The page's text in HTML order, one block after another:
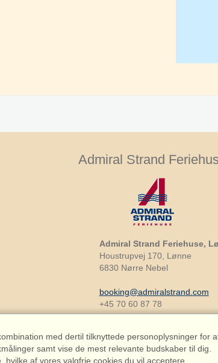
Admiral Strand
Admiral Strand Feriehuse,
Houstrupvej 170, Lønne
6830 Nørre Nebel
booking@admiralstrand.com
+45 70 60 87 78
med dertil tilknyttede personoplysninger for
samt vise de mest relevante budskaber til dig.
af vores valgfrie cookies du vil acceptere.